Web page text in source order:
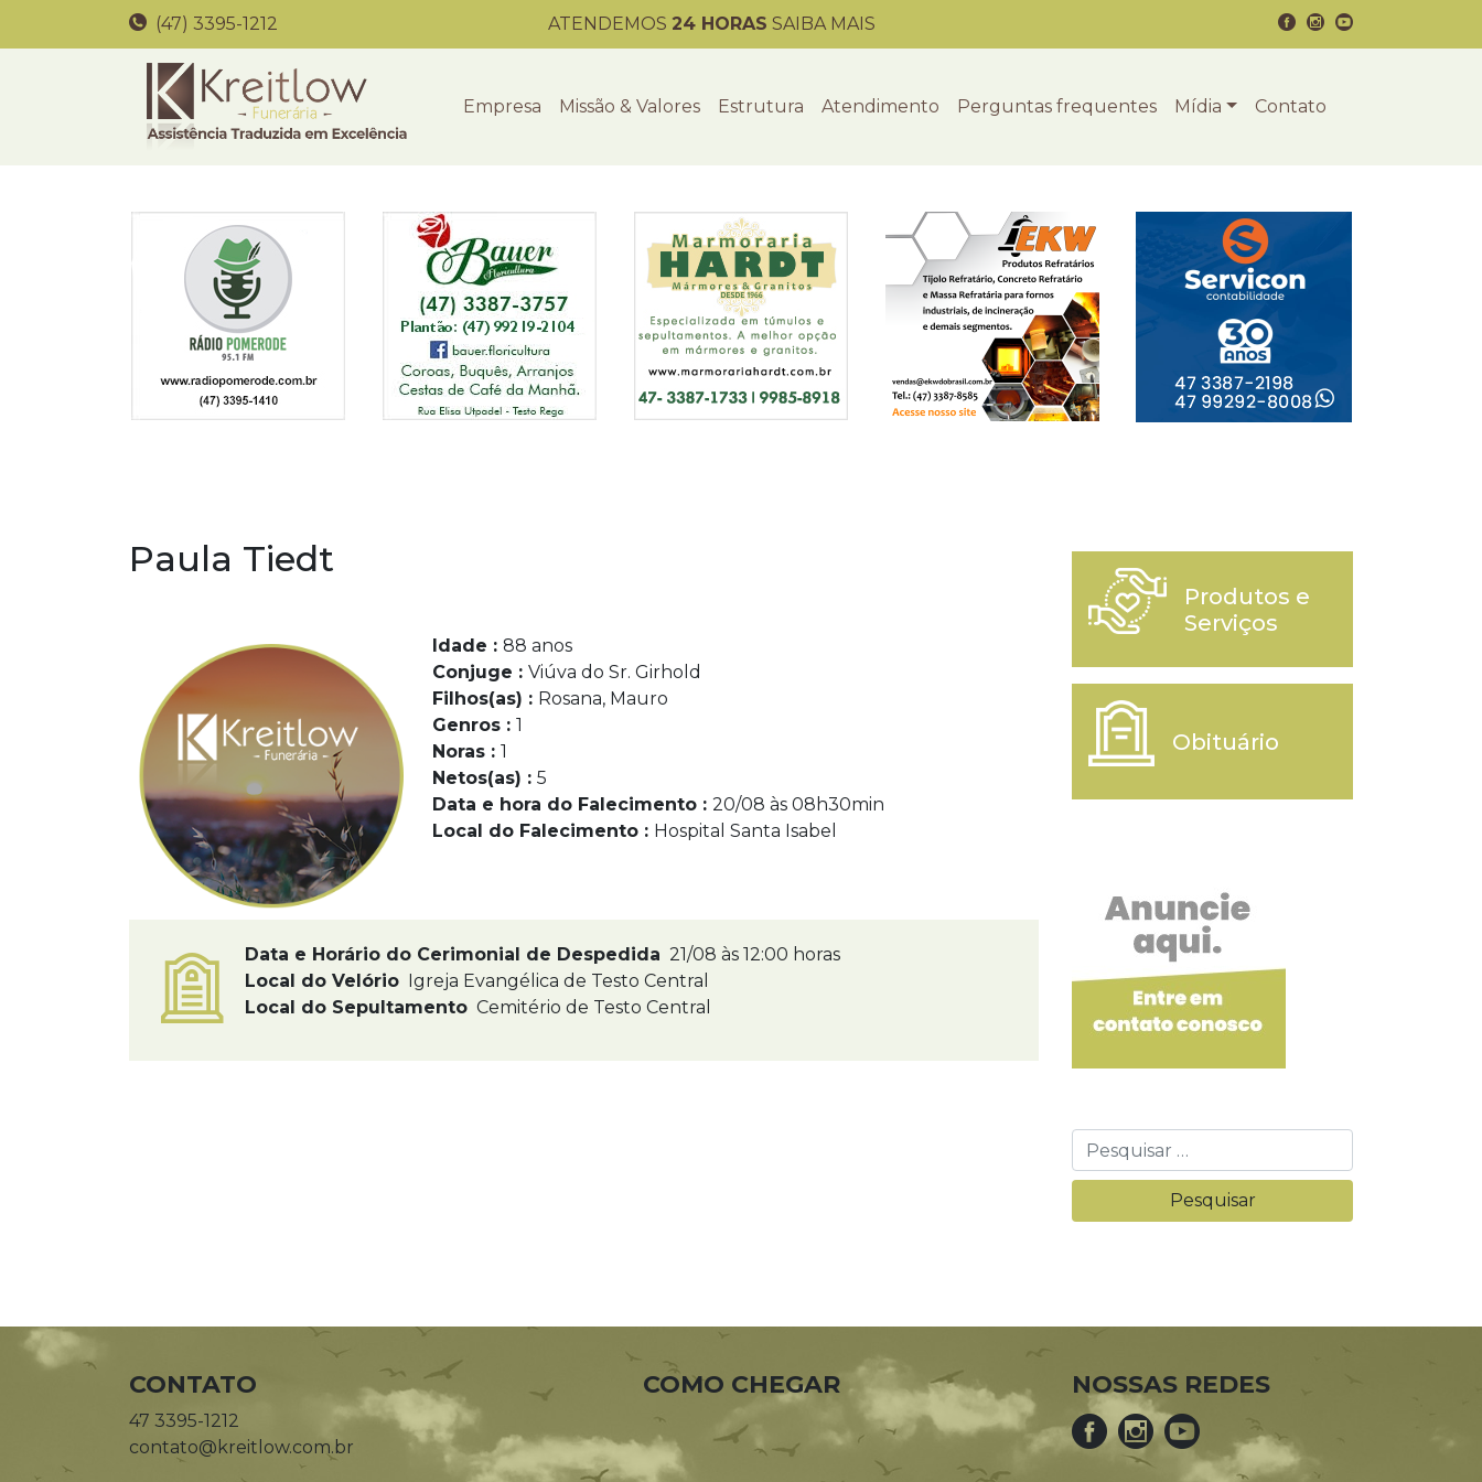
(47) 3395-1212 ATENDEMOS 24 HORAS SAIBA MAIS
Empresa Missão & Valores Estrutura Atendimento Perguntas frequentes Mídia Contato
Paula Tiedt
Idade : 88 anos
Conjuge : Viúva do Sr. Girhold
Filhos(as) : Rosana, Mauro
Genros : 1
Noras : 1
Netos(as) : 5
Data e hora do Falecimento : 20/08 às 08h30min
Local do Falecimento : Hospital Santa Isabel
Data e Horário do Cerimonial de Despedida 21/08 às 12:00 horas
Local do Velório Igreja Evangélica de Testo Central
Local do Sepultamento Cemitério de Testo Central
Produtos e
Serviços
Obituário
CONTATO
47 3395-1212
contato@kreitlow.com.br
COMO CHEGAR NOSSAS REDES